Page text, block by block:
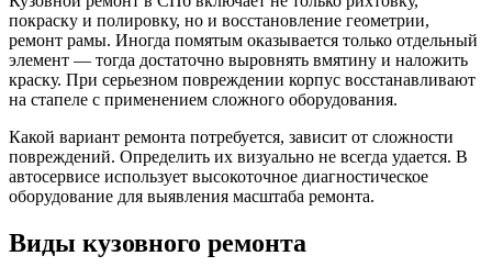
покраску и полировку, но и восстановление геометрии,
ремонт рамы. Иногда помятым оказывается только отдельный
элемент — тогда достаточно выровнять вмятину и наложить
краску. При серьезном повреждении корпус восстанавливают
на стапеле с применением сложного оборудования.
Какой вариант ремонта потребуется, зависит от сложности
повреждений. Определить их визуально не всегда удается. В
автосервисе использует высокоточное диагностическое
оборудование для выявления масштаба ремонта.
Виды кузовного ремонта